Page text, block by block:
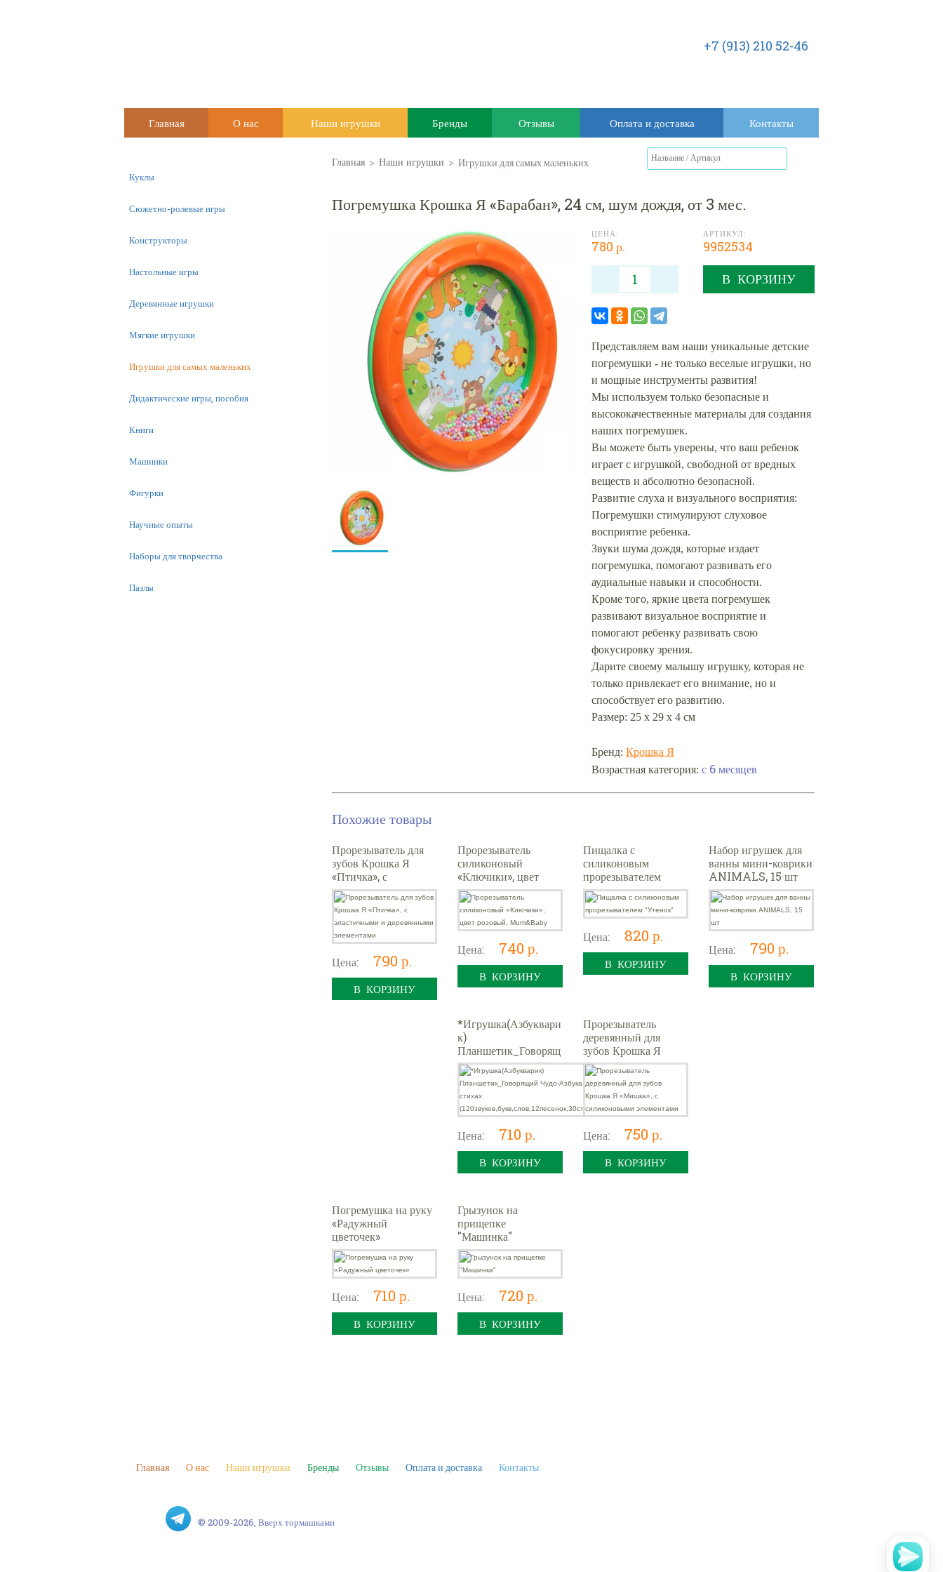
+7 (913) 210 52-46
Главная О нас Наши игрушки Бренды Отзывы Оплата и доставка Контакты
Главная > Наши игрушки > Игрушки для самых маленьких
Погремушка Крошка Я «Барабан», 24 см, шум дождя, от 3 мес.
ЦЕНА:
780 р.
АРТИКУЛ:
9952534
В КОРЗИНУ
Представляем вам наши уникальные детские
погремушки - не только веселые игрушки, но
и мощные инструменты развития!
Мы используем только безопасные и
высококачественные материалы для создания
наших погремушек.
Вы можете быть уверены, что ваш ребенок
играет с игрушкой, свободной от вредных
веществ и абсолютно безопасной.
Развитие слуха и визуального восприятия:
Погремушки стимулируют слуховое
восприятие ребенка.
Звуки шума дождя, которые издает
погремушка, помогают развивать его
аудиальные навыки и способности.
Кроме того, яркие цвета погремушек
развивают визуальное восприятие и
помогают ребенку развивать свою
фокусировку зрения.
Дарите своему малышу игрушку, которая не
только привлекает его внимание, но и
способствует его развитию.
Размер: 25 х 29 х 4 см
Бренд: Крошка Я
Возрастная категория: с 6 месяцев
Похожие товары
Прорезыватель для
зубов Крошка Я
«Птичка», с
эластичными и
деревянными
элементами
Цена: 790 р.
В КОРЗИНУ
Прорезыватель
силиконовый
«Ключики», цвет
розовый,
Mum&Baby
Цена: 740 р.
В КОРЗИНУ
Пищалка с
силиконовым
прорезывателем
"Утенок"
Цена: 820 р.
В КОРЗИНУ
Набор игрушек для
ванны мини-коврики
ANIMALS, 15 шт
Цена: 790 р.
В КОРЗИНУ
*Игрушка(Азбуквари
к)
Планшетик_Говорящ
ий Чудо-Азбука в
стихах
(120звуков,букв,слов,
12песенок,30стихо
Цена: 710 р.
В КОРЗИНУ
Прорезыватель
деревянный для
зубов Крошка Я
«Мишка», с
силиконовыми
элементами
Цена: 750 р.
В КОРЗИНУ
Погремушка на руку
«Радужный
цветочек»
Цена: 710 р.
В КОРЗИНУ
Грызунок на
прищепке
"Машинка"
Цена: 720 р.
В КОРЗИНУ
Куклы
Сюжетно-ролевые игры
Конструкторы
Настольные игры
Деревянные игрушки
Мягкие игрушки
Игрушки для самых маленьких
Дидактические игры, пособия
Книги
Машинки
Фигурки
Научные опыты
Наборы для творчества
Пазлы
Главная О нас Наши игрушки Бренды Отзывы Оплата и доставка Контакты
© 2009-2026, Вверх тормашками